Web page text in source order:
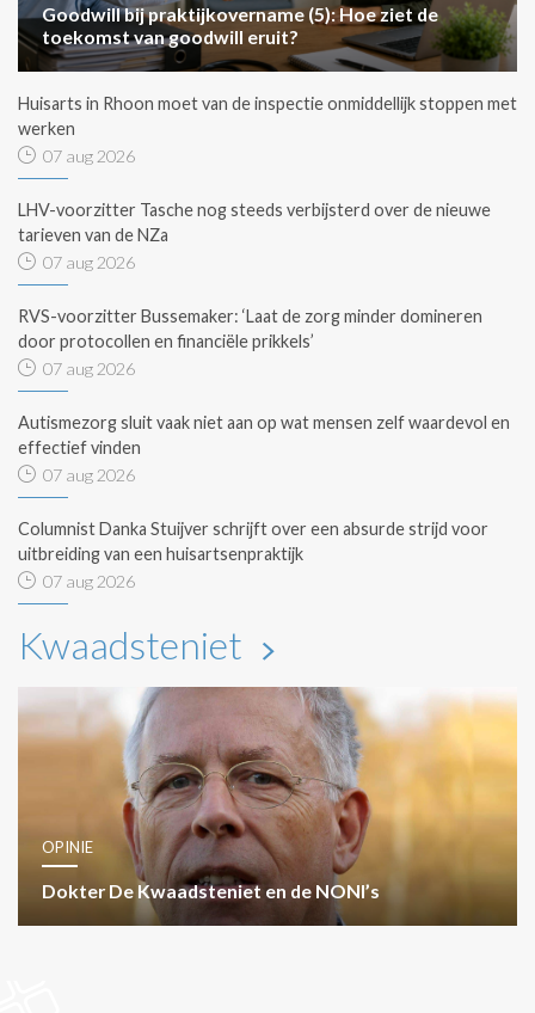
Goodwill bij praktijkovername (5): Hoe ziet de
toekomst van goodwill eruit?
Huisarts in Rhoon moet van de inspectie onmiddellijk stoppen met
werken
07 aug 2026
LHV-voorzitter Tasche nog steeds verbijsterd over de nieuwe
tarieven van de NZa
07 aug 2026
RVS-voorzitter Bussemaker: ‘Laat de zorg minder domineren
door protocollen en financiële prikkels’
07 aug 2026
Autismezorg sluit vaak niet aan op wat mensen zelf waardevol en
effectief vinden
07 aug 2026
Columnist Danka Stuijver schrijft over een absurde strijd voor
uitbreiding van een huisartsenpraktijk
07 aug 2026
Kwaadsteniet
OPINIE
Dokter De Kwaadsteniet en de NONI’s